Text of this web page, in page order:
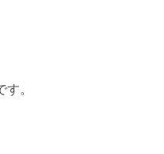
。